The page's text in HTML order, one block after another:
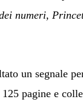
numeri,
un segnale
pagine e